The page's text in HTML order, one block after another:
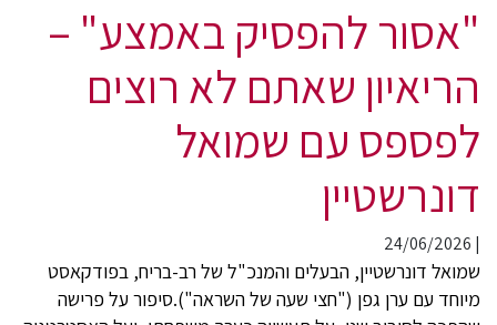
"אסור להפסיק באמצע" –
הריאיון שאתם לא רוצים
לפספס עם שמואל
דונרשטיין
|
24/06/2026
שמואל דונרשטיין, הבעלים והמנכ"ל של רב-בריח, בפודקאסט
מיוחד עם ערן גפן ("חצי שעה של השראה").סיפור על פרישה